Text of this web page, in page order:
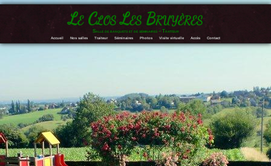
Le Clos Les Bruyères
Salle de banquets et de séminaires – Traiteur
Accueil Nos salles Traiteur Séminaires Photos Visite virtuelle Accès Contact